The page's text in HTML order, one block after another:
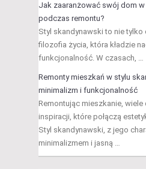
Jak zaaranżować swój dom
podczas remontu?
Styl skandynawski to nie tylko
filozofia życia, która kładzie
funkcjonalność. W czasach, …
Remonty mieszkań w stylu
minimalizm i funkcjonalność
Remontując mieszkanie,
inspiracji, które połączą
Styl skandynawski, z jego
minimalizmem i jasną …